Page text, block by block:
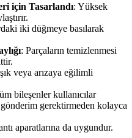
için Tasarlandı: Yüksek
iki düğmeye basılarak
: Parçaların temizlenmesi
veya arızaya eğilimli
bileşenler kullanıcılar
gerektirmeden kolayca
aparatlarına da uygundur.